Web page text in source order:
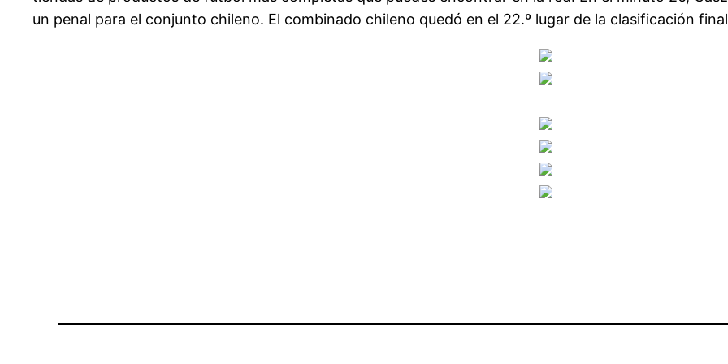
un penal para el conjunto chileno. El combinado chileno quedó en el 22.º lugar de la clasificación